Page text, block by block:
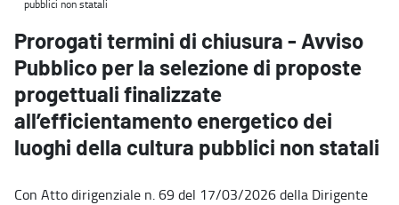
pubblici non statali
Prorogati termini di chiusura - Avviso
Pubblico per la selezione di proposte
progettuali finalizzate
all’efficientamento energetico dei
luoghi della cultura pubblici non statali
Con Atto dirigenziale n. 69 del 17/03/2026 della Dirigente